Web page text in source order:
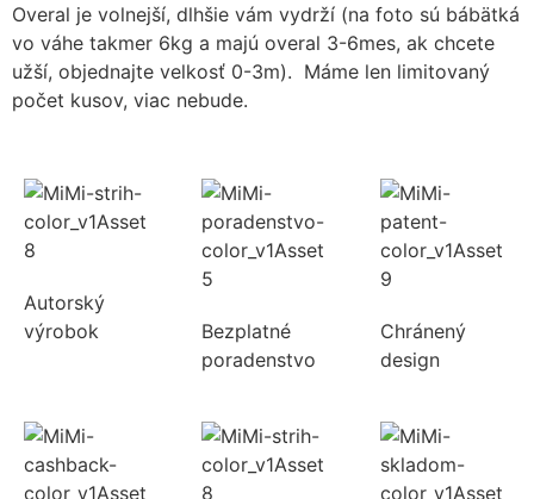
Overal je volnejší, dlhšie vám vydrží (na foto sú bábätká
vo váhe takmer 6kg a majú overal 3-6mes, ak chcete
užší, objednajte velkosť 0-3m). Máme len limitovaný
počet kusov, viac nebude.
Autorský
výrobok
Bezplatné
poradenstvo
Chránený
design